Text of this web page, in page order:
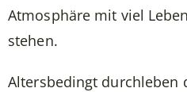
Atmosphäre mit viel
stehen.
Altersbedingt durchleben